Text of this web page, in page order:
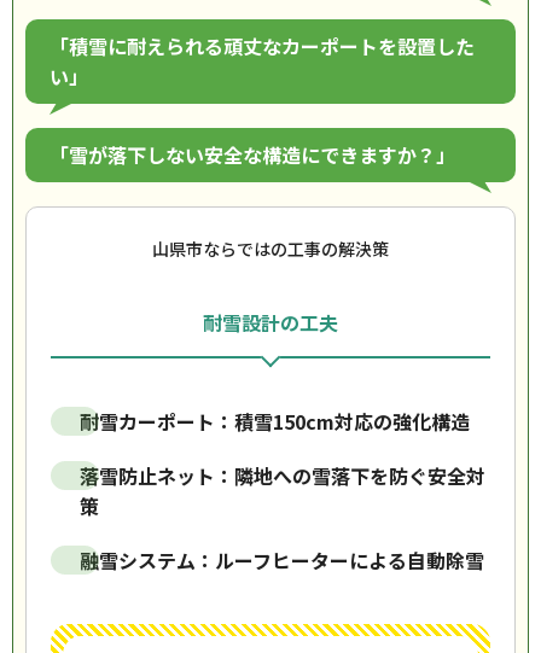
「積雪に耐えられる頑丈なカーポートを設置した
い」
「雪が落下しない安全な構造にできますか？」
山県市ならではの工事の解決策
耐雪設計の工夫
耐雪カーポート：積雪150cm対応の強化構造
落雪防止ネット：隣地への雪落下を防ぐ安全対
策
融雪システム：ルーフヒーターによる自動除雪